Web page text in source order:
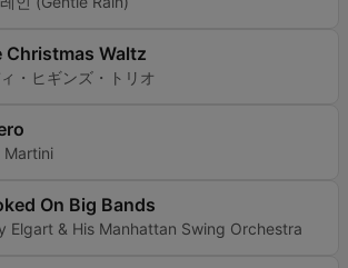
Christmas Waltz
・ヒギンズ・トリオ
Martini
On Big Bands
Elgart & His Manhattan Swing Orchestra